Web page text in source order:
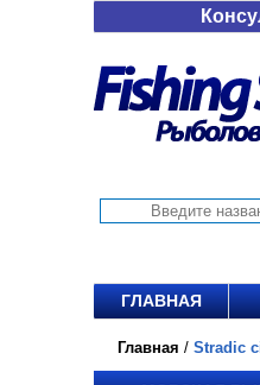
ГЛАВНАЯ
Главная / Stradic